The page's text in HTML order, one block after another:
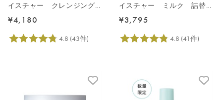
イスチャー クレンジングク
リーム 150g
¥4,180
イスチャー ミルク 詰替え
用 110mL
¥3,795